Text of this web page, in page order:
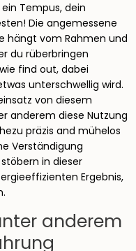
Tempus, dein
Die angemessene
hängt vom Rahmen und
du rüberbringen
find out, dabei
unterschwellig wird.
von diesem
anderem diese Nutzung
präzis and mühelos
Verständigung
in dieser
Ergebnis,
anderem